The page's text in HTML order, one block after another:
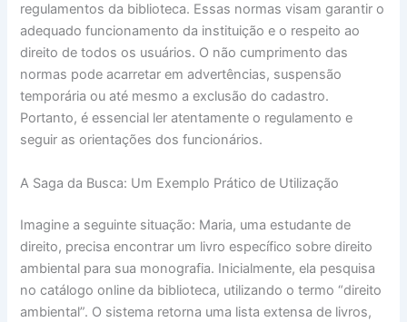
regulamentos da biblioteca. Essas normas visam garantir o
adequado funcionamento da instituição e o respeito ao
direito de todos os usuários. O não cumprimento das
normas pode acarretar em advertências, suspensão
temporária ou até mesmo a exclusão do cadastro.
Portanto, é essencial ler atentamente o regulamento e
seguir as orientações dos funcionários.
A Saga da Busca: Um Exemplo Prático de Utilização
Imagine a seguinte situação: Maria, uma estudante de
direito, precisa encontrar um livro específico sobre direito
ambiental para sua monografia. Inicialmente, ela pesquisa
no catálogo online da biblioteca, utilizando o termo “direito
ambiental”. O sistema retorna uma lista extensa de livros,